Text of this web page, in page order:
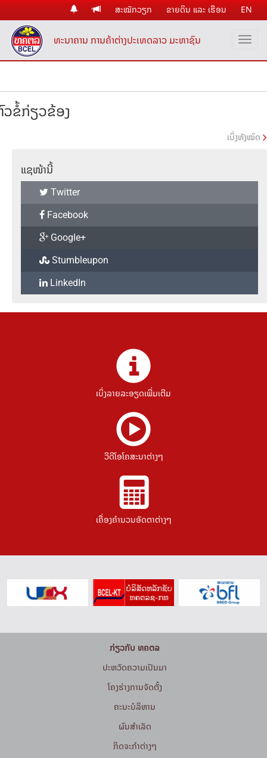
ສະໝັກວຽກ ຂາຍດິນ ແລະ ເຮືອນ EN
ທະນາຄານ ການຄ້າຕ່າງປະເທດລາວ ມະຫາຊົນ
ຂໍ້ກ່ຽວຂ້ອງ
ເບິ່ງທັງໝົດ
ແຊໜ້ານີ້
Twitter
Facebook
Google+
Stumbleupon
LinkedIn
ເບິ່ງລາຍລະອຽດເພີ່ມເຕີມ
ວີດີໂອໂຄສະນາຕ່າງໆ
ເຄື່ອງຄຳນວນອັດຕາຕ່າງໆ
ກ່ຽວກັບ ທຄຕລ
ປະຫວັດຄວາມເປັນມາ
ໂຄງຮ່າງການຈັດຕັ້ງ
ຄະນະບໍລິຫານ
ຜົນສຳເລັດ
ກິດຈະກໍາຕ່າງໆ